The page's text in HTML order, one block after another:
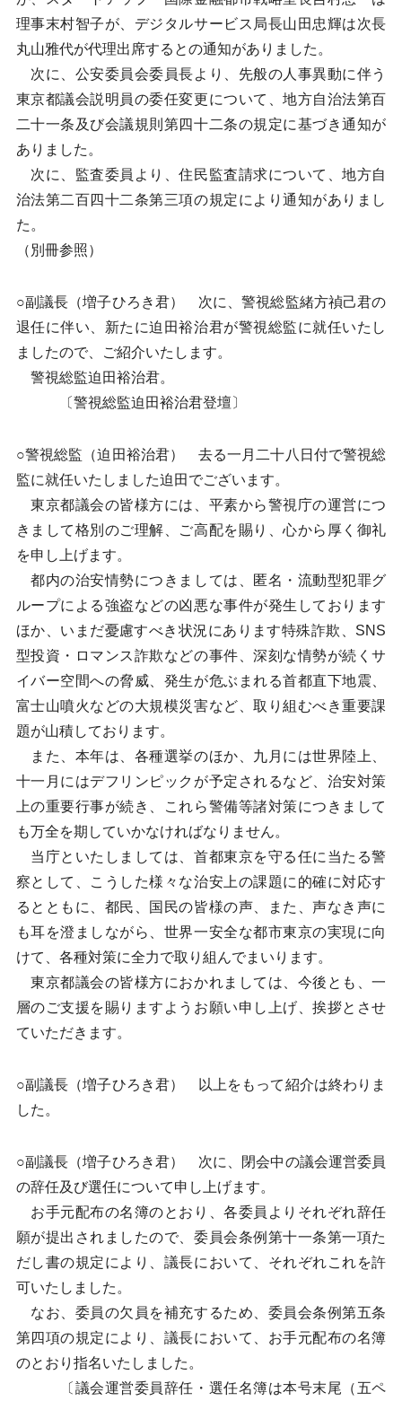
理事末村智子が、デジタルサービス局長山田忠輝は次長
丸山雅代が代理出席するとの通知がありました。
次に、公安委員会委員長より、先般の人事異動に伴う
東京都議会説明員の委任変更について、地方自治法第百
二十一条及び会議規則第四十二条の規定に基づき通知が
ありました。
次に、監査委員より、住民監査請求について、地方自
治法第二百四十二条第三項の規定により通知がありまし
た。
（別冊参照）
○副議長（増子ひろき君） 次に、警視総監緒方禎己君の
退任に伴い、新たに迫田裕治君が警視総監に就任いたし
ましたので、ご紹介いたします。
警視総監迫田裕治君。
〔警視総監迫田裕治君登壇〕
○警視総監（迫田裕治君） 去る一月二十八日付で警視総
監に就任いたしました迫田でございます。
東京都議会の皆様方には、平素から警視庁の運営につ
きまして格別のご理解、ご高配を賜り、心から厚く御礼
を申し上げます。
都内の治安情勢につきましては、匿名・流動型犯罪グ
ループによる強盗などの凶悪な事件が発生しております
ほか、いまだ憂慮すべき状況にあります特殊詐欺、SNS
型投資・ロマンス詐欺などの事件、深刻な情勢が続くサ
イバー空間への脅威、発生が危ぶまれる首都直下地震、
富士山噴火などの大規模災害など、取り組むべき重要課
題が山積しております。
また、本年は、各種選挙のほか、九月には世界陸上、
十一月にはデフリンピックが予定されるなど、治安対策
上の重要行事が続き、これら警備等諸対策につきまして
も万全を期していかなければなりません。
当庁といたしましては、首都東京を守る任に当たる警
察として、こうした様々な治安上の課題に的確に対応す
るとともに、都民、国民の皆様の声、また、声なき声に
も耳を澄ましながら、世界一安全な都市東京の実現に向
けて、各種対策に全力で取り組んでまいります。
東京都議会の皆様方におかれましては、今後とも、一
層のご支援を賜りますようお願い申し上げ、挨拶とさせ
ていただきます。
○副議長（増子ひろき君） 以上をもって紹介は終わりま
した。
○副議長（増子ひろき君） 次に、閉会中の議会運営委員
の辞任及び選任について申し上げます。
お手元配布の名簿のとおり、各委員よりそれぞれ辞任
願が提出されましたので、委員会条例第十一条第一項た
だし書の規定により、議長において、それぞれこれを許
可いたしました。
なお、委員の欠員を補充するため、委員会条例第五条
第四項の規定により、議長において、お手元配布の名簿
のとおり指名いたしました。
〔議会運営委員辞任・選任名簿は本号末尾（五ペ